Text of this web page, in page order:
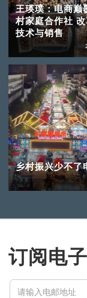
王瑛璞：电商巅
村家庭合作社
技术与销售
乡村振兴少不了
订阅电